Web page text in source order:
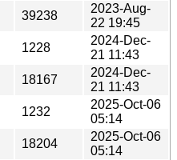
39238
2023-Aug-
22 19:45
1228
2024-Dec-
21 11:43
18167
2024-Dec-
21 11:43
1232
2025-Oct-06
05:14
18204
2025-Oct-06
05:14